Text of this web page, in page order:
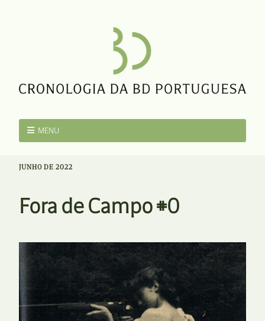
MENU
JUNHO DE 2022
Fora de Campo #0